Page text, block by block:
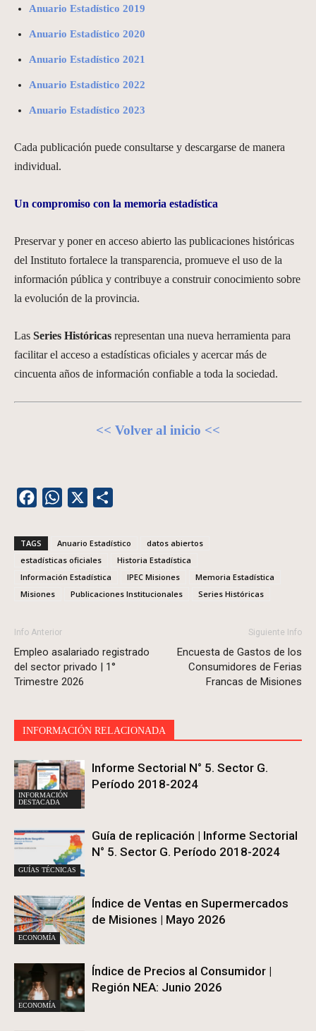
Anuario Estadístico 2019
Anuario Estadístico 2020
Anuario Estadístico 2021
Anuario Estadístico 2022
Anuario Estadístico 2023
Cada publicación puede consultarse y descargarse de manera
individual.
Un compromiso con la memoria estadística
Preservar y poner en acceso abierto las publicaciones históricas
del Instituto fortalece la transparencia, promueve el uso de la
información pública y contribuye a construir conocimiento sobre
la evolución de la provincia.
Las Series Históricas representan una nueva herramienta para
facilitar el acceso a estadísticas oficiales y acercar más de
cincuenta años de información confiable a toda la sociedad.
<< Volver al inicio <<
FacebookWhatsApp
TAGS Anuario Estadístico
datos abiertos
estadísticas oficiales
Historia Estadística
Información Estadística
IPEC Misiones
Memoria Estadística
Misiones
Publicaciones Institucionales Series Históricas
Info Anterior
Empleo asalariado registrado
del sector privado | 1°
Trimestre 2026
Siguiente Info
Encuesta de Gastos de los
Consumidores de Ferias
Francas de Misiones
INFORMACIÓN RELACIONADA
INFORMACIÓN
DESTACADA
Informe Sectorial N° 5. Sector G.
Período 2018-2024
GUÍAS TÉCNICAS
Guía de replicación | Informe Sectorial
N° 5. Sector G. Período 2018-2024
ECONOMÍA
Índice de Ventas en Supermercados
de Misiones | Mayo 2026
ECONOMÍA
Índice de Precios al Consumidor |
Región NEA: Junio 2026